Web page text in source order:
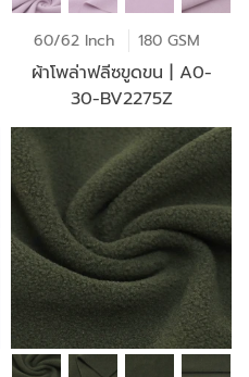
60/62 Inch 180 GSM
ผ้าโพล่าฟลีซขูดขน | A0-
30-BV2275Z